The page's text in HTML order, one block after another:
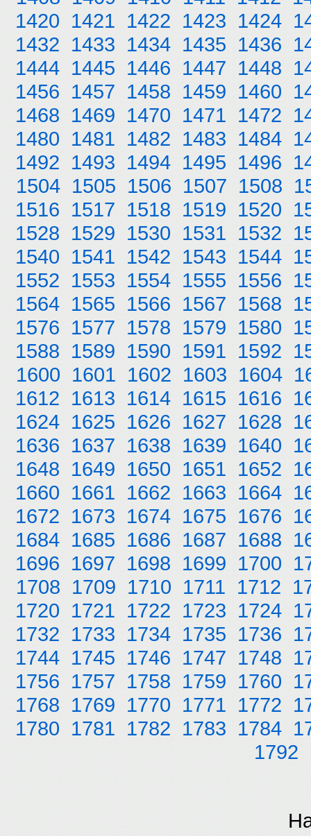
1420 1421 1422 1423 1424
1432 1433 1434 1435 1436
1444 1445 1446 1447 1448
1456 1457 1458 1459 1460
1468 1469 1470 1471 1472
1480 1481 1482 1483 1484
1492 1493 1494 1495 1496
1504 1505 1506 1507 1508
1516 1517 1518 1519 1520
1528 1529 1530 1531 1532
1540 1541 1542 1543 1544
1552 1553 1554 1555 1556
1564 1565 1566 1567 1568
1576 1577 1578 1579 1580
1588 1589 1590 1591 1592
1600 1601 1602 1603 1604
1612 1613 1614 1615 1616
1624 1625 1626 1627 1628
1636 1637 1638 1639 1640
1648 1649 1650 1651 1652
1660 1661 1662 1663 1664
1672 1673 1674 1675 1676
1684 1685 1686 1687 1688
1696 1697 1698 1699 1700
1708 1709 1710 1711 1712
1720 1721 1722 1723 1724
1732 1733 1734 1735 1736
1744 1745 1746 1747 1748
1756 1757 1758 1759 1760
1768 1769 1770 1771 1772
1780 1781 1782 1783 1784
1792